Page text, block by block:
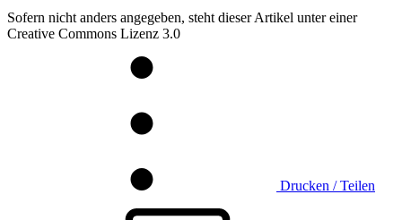
Sofern nicht anders angegeben, steht dieser Artikel unter einer
Creative Commons Lizenz 3.0
Drucken / Teilen